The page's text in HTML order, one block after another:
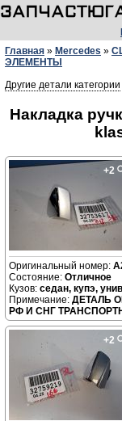
Главная » Mercedes »
ЭЛЕМЕНТЫ
Другие детали категории
Накладка
+2
Отличное
седан, купэ,
ДЕТАЛЬ
РФ И СНГ
+2